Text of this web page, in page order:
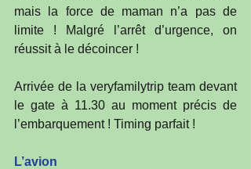
mais la force de maman n’a pas de
limite ! Malgré l’arrêt d’urgence, on
réussit à le décoincer !
Arrivée de la veryfamilytrip team devant
le gate à 11.30 au moment précis de
l’embarquement ! Timing parfait !
L’avion